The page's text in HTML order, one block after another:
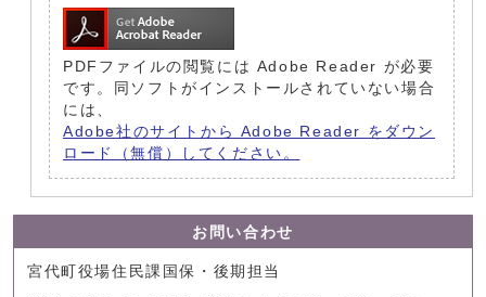
PDFファイルの閲覧には Adobe Reader が必要
です。同ソフトがインストールされていない場合
には、
Adobe社のサイトから Adobe Reader をダウン
ロード（無償）してください。
お問い合わせ
宮代町役場住民課国保・後期担当